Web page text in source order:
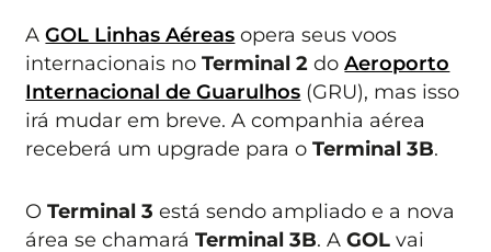
AGOL Linhas Aéreas opera seus voos
internacionais noTerminal 2 doAeroporto
Internacional de Guarulhos (GRU), mas isso
irá mudar em breve. A companhia aérea
receberá um upgrade para oTerminal 3B.
OTerminal 3 está sendo ampliado e a nova
área se chamaráTerminal 3B. AGOLvai